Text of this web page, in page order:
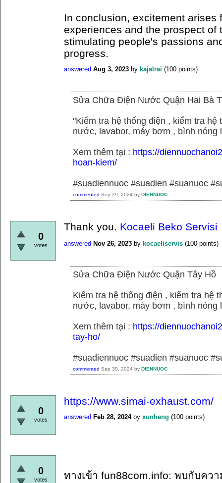
In conclusion, excitement arises
experiences and the prospect of
stimulating people's passions
progress.
answered Aug 3, 2023 by kajalrai (100 points)
Sửa Chữa Điện Nước Quận Hai Bà
"Kiểm tra hệ thống điện , kiểm tra
nước, lavabor, máy bơm , bình nóng
Xem thêm tại : https://
hoan-kiem/
#suadiennuoc #suadien #suanuoc
commented Sep 29, 2024 by DIENNUOC
0
votes
Thank you. Kocaeli Beko Servisi
answered Nov 26, 2023 by kocaeliservis (100 points)
Sửa Chữa Điện Nước Quận Tây Hồ
Kiểm tra hệ thống điện , kiểm tra hệ
nước, lavabor, máy bơm , bình nóng
Xem thêm tại : https://
tay-ho/
#suadiennuoc #suadien #suanuoc
commented Sep 30, 2024 by DIENNUOC
0
votes
https://www.simai-exhaust.com/
answered Feb 28, 2024 by xunheng (100 points)
0
votes
ทางเข้า fun88com.info: พบกับคว